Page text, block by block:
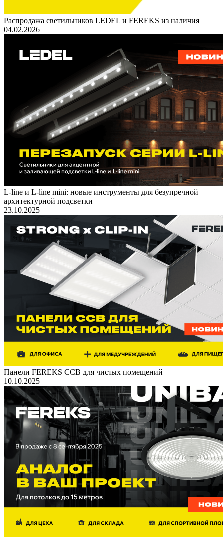
Распродажа светильников LEDEL и FEREKS из наличия
04.02.2026
L-line и L-line mini: новые инструменты для безупречной
архитектурной подсветки
23.10.2025
Панели FEREKS ССВ для чистых помещений
10.10.2025